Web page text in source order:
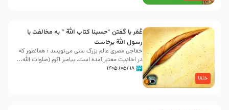
خلفا
عُمَر با گفتن “حسبنا كتاب اللّه ” به مخالفت با
رسول اللّه برخاست
خفاجی مصری عالم بزرگ سنی می‌نویسد : همانطور که
در احادیث معتبر آمده است، پیامبر اکرم (صلوات اللّه...
۱۸ /۰۵/ ۱۴۰۵